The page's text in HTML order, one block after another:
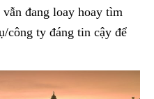
đang loay hoay tìm
công ty đáng tin cậy để